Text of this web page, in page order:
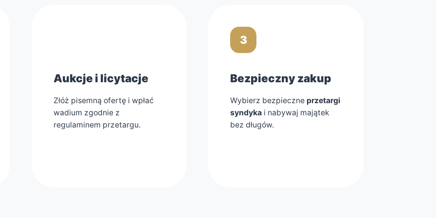
Aukcje i licytacje
Złóż pisemną ofertę i wpłać
wadium zgodnie z
regulaminem przetargu.
3
Bezpieczny zakup
Wybierz bezpieczne przetargi
syndyka i nabywaj majątek
bez długów.